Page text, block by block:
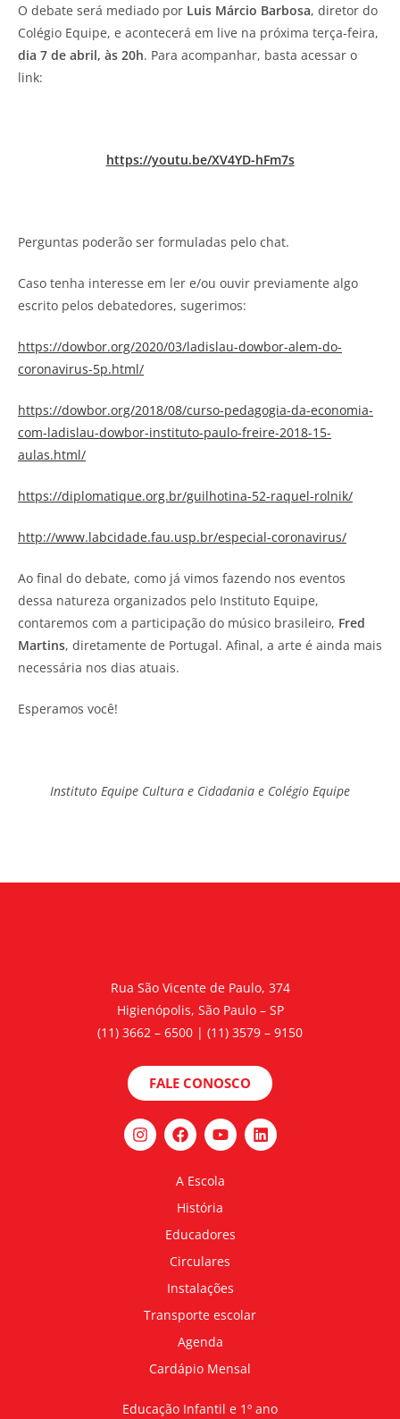
O debate será mediado por Luis Márcio Barbosa, diretor do
Colégio Equipe, e acontecerá em live na próxima terça-feira,
dia 7 de abril, às 20h. Para acompanhar, basta acessar o
link:
https://youtu.be/XV4YD-hFm7s
Perguntas poderão ser formuladas pelo chat.
Caso tenha interesse em ler e/ou ouvir previamente algo
escrito pelos debatedores, sugerimos:
https://dowbor.org/2020/03/ladislau-dowbor-alem-do-
coronavirus-5p.html/
https://dowbor.org/2018/08/curso-pedagogia-da-economia-
com-ladislau-dowbor-instituto-paulo-freire-2018-15-
aulas.html/
https://diplomatique.org.br/guilhotina-52-raquel-rolnik/
http://www.labcidade.fau.usp.br/especial-coronavirus/
Ao final do debate, como já vimos fazendo nos eventos
dessa natureza organizados pelo Instituto Equipe,
contaremos com a participação do músico brasileiro, Fred
Martins, diretamente de Portugal. Afinal, a arte é ainda mais
necessária nos dias atuais.
Esperamos você!
Instituto Equipe Cultura e Cidadania e Colégio Equipe
Rua São Vicente de Paulo, 374
Higienópolis, São Paulo – SP
(11) 3662 – 6500 | (11) 3579 – 9150
FALE CONOSCO
A Escola
História
Educadores
Circulares
Instalações
Transporte escolar
Agenda
Cardápio Mensal
Educação Infantil e 1º ano